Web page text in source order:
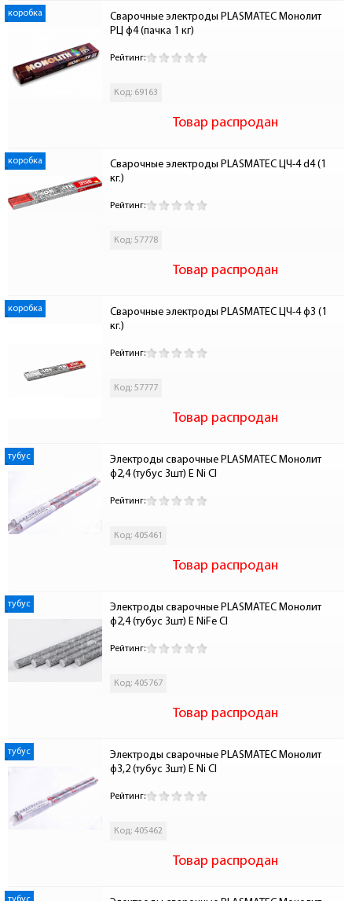
коробка
Сварочные электроды PLASMATEC Монолит
РЦ ф4 (пачка 1 кг)
Рейтинг:
Код: 69163
Товар распродан
коробка
Сварочные электроды PLASMATEC ЦЧ-4 d4 (1
кг.)
Рейтинг:
Код: 57778
Товар распродан
коробка
Сварочные электроды PLASMATEC ЦЧ-4 ф3 (1
кг.)
Рейтинг:
Код: 57777
Товар распродан
тубус
Электроды сварочные PLASMATEC Монолит
ф2,4 (тубус 3шт) E Ni Cl
Рейтинг:
Код: 405461
Товар распродан
тубус
Электроды сварочные PLASMATEC Монолит
ф2,4 (тубус 3шт) E NiFe Cl
Рейтинг:
Код: 405767
Товар распродан
тубус
Электроды сварочные PLASMATEC Монолит
ф3,2 (тубус 3шт) E Ni Cl
Рейтинг:
Код: 405462
Товар распродан